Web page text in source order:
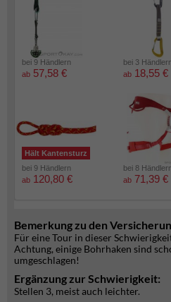
bei 9 Händlern
ab 57,58 €
bei 3 Händlern
ab 18,55 €
Hält Kantensturz
bei 9 Händlern
ab 120,80 €
bei 8 Händlern
ab 71,39 €
Bemerkung zu den
Für eine Tour in dieser
Achtung, einige Bohrhaken sind
umgeschlagen!
Ergänzung zur Schwierigkeit:
Stellen 3, meist auch leichter.